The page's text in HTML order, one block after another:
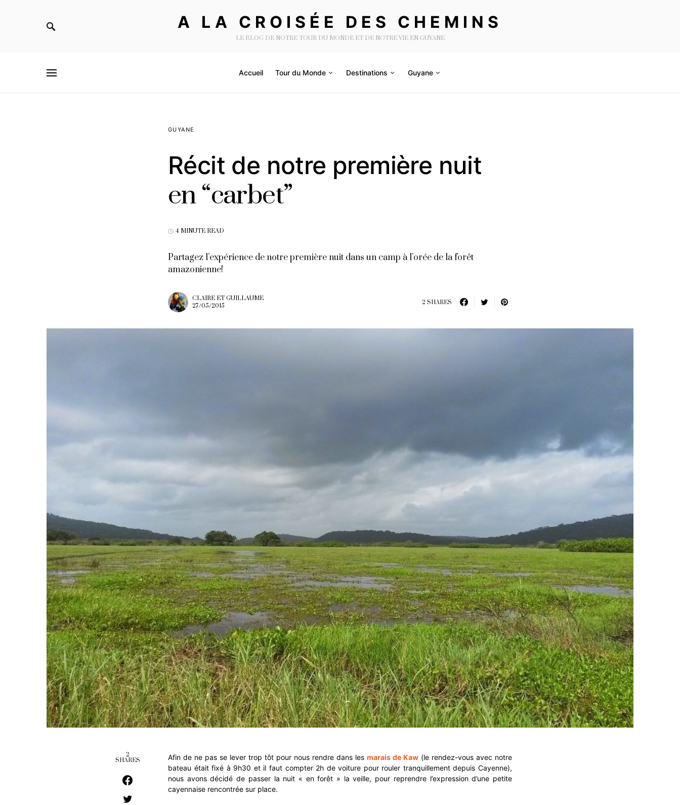
A LA CROISÉE DES CHEMINS
LE BLOG DE NOTRE TOUR DU MONDE ET DE NOTRE VIE EN GUYANE
Accueil Tour du Monde Destinations Guyane
GUYANE
Récit de notre première nuit
en “carbet”
4 MINUTE READ
Partagez l’expérience de notre première nuit dans un camp à l’orée de la forêt
amazonienne!
CLAIRE ET GUILLAUME
27/05/2015
2 SHARES
2
SHARES Afin de ne pas se lever trop tôt pour nous rendre dans les marais de Kaw (le rendez-vous avec notre
bateau était fixé à 9h30 et il faut compter 2h de voiture pour rouler tranquillement depuis Cayenne),
nous avons décidé de passer la nuit « en forêt » la veille, pour reprendre l’expression d’une petite
cayennaise rencontrée sur place.